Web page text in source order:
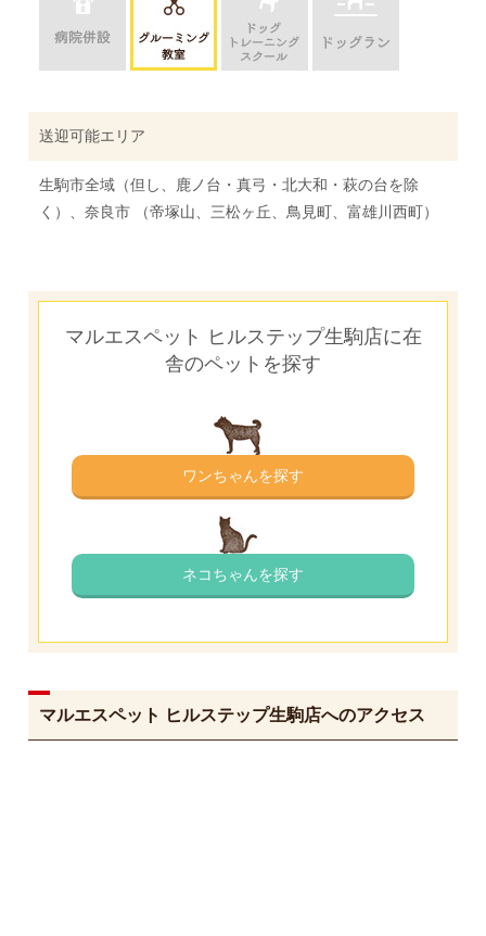
送迎可能エリア
生駒市全域（但し、鹿ノ台・真弓・北大和・萩の台を除
く）、奈良市 （帝塚山、三松ヶ丘、鳥見町、富雄川西町）
マルエスペット ヒルステップ生駒店に在
舎のペットを探す
ワンちゃんを探す
ネコちゃんを探す
マルエスペット ヒルステップ生駒店へのアクセス